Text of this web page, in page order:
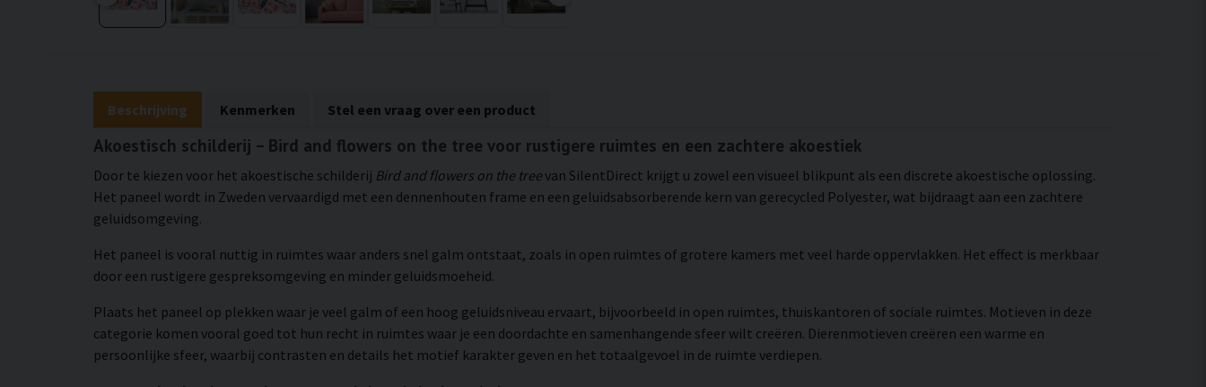
Beschrijving Kenmerken Stel een vraag over een product
Akoestisch schilderij – Bird and flowers on the tree voor rustigere ruimtes en een zachtere akoestiek
Door te kiezen voor het akoestische schilderij Bird and flowers on the treevan SilentDirect krijgt u zowel een visueel blikpunt als een discrete akoestische oplossing.
Het paneel wordt in Zweden vervaardigd met een dennenhouten frame en een geluidsabsorberende kern van gerecycled Polyester, wat bijdraagt aan een zachtere
geluidsomgeving.
Het paneel is vooral nuttig in ruimtes waar anders snel galm ontstaat, zoals in open ruimtes of grotere kamers met veel harde oppervlakken. Het effect is merkbaar
door een rustigere gespreksomgeving en minder geluidsmoeheid.
Plaats het paneel op plekken waar je veel galm of een hoog geluidsniveau ervaart, bijvoorbeeld in open ruimtes, thuiskantoren of sociale ruimtes. Motieven in deze
categorie komen vooral goed tot hun recht in ruimtes waar je een doordachte en samenhangende sfeer wilt creëren. Dierenmotieven creëren een warme en
persoonlijke sfeer, waarbij contrasten en details het motief karakter geven en het totaalgevoel in de ruimte verdiepen.